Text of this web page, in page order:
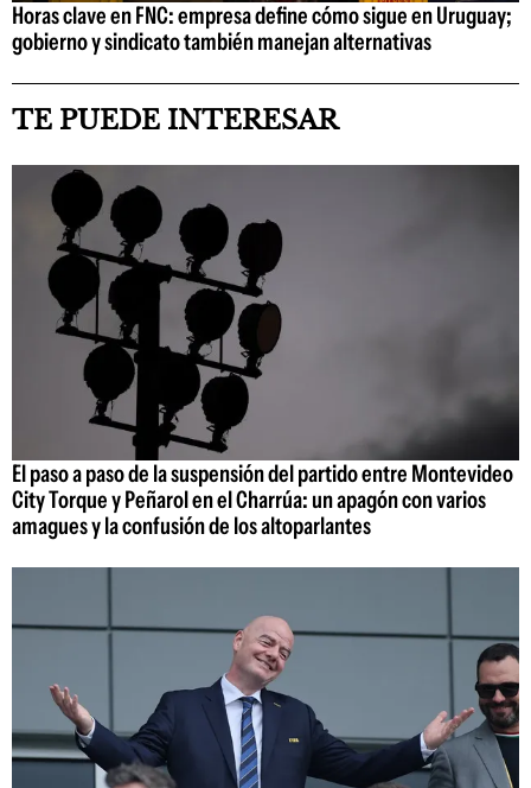
Horas clave en FNC: empresa define cómo sigue en Uruguay;
gobierno y sindicato también manejan alternativas
TE PUEDE INTERESAR
El paso a paso de la suspensión del partido entre Montevideo
City Torque y Peñarol en el Charrúa: un apagón con varios
amagues y la confusión de los altoparlantes